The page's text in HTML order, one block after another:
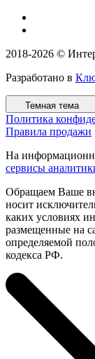
2018-2026 ©
Разработано в
Темная тема
Политика
Правила продажи
На
сервисы
Обращаем Ваше
носит
каких условиях
размещенные на
определяемой
кодекса РФ.